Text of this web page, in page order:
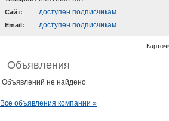
Cайт: доступен подписчикам
Email: доступен подписчикам
Объявления
Объявлений не найдено
Все объявления компании »